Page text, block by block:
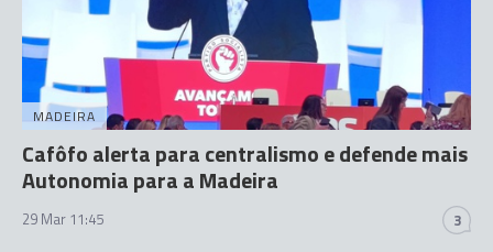
MADEIRA
Cafôfo alerta para centralismo e defende mais
Autonomia para a Madeira
29 Mar 11:45 3